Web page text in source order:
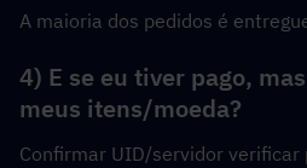
A maioria dos pedidos é
4) E se eu tiver pago,
meus itens/moeda?
Confirmar UID/servidor verificar